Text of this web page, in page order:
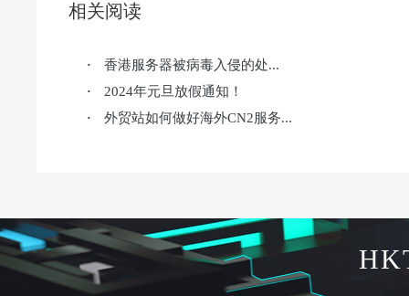
相关阅读
· 香港服务器被病毒入侵的处...
· 2024年元旦放假通知！
· 外贸站如何做好海外CN2服务...